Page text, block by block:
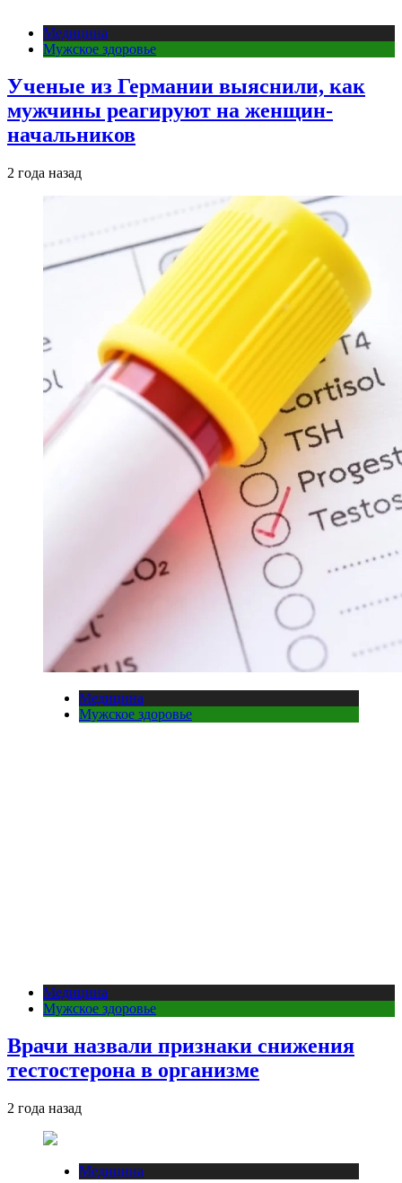
Медицина
Мужское здоровье
Ученые из Германии выяснили, как
мужчины реагируют на женщин-
начальников
2 года назад
Медицина
Мужское здоровье
Медицина
Мужское здоровье
Врачи назвали признаки снижения
тестостерона в организме
2 года назад
Медицина